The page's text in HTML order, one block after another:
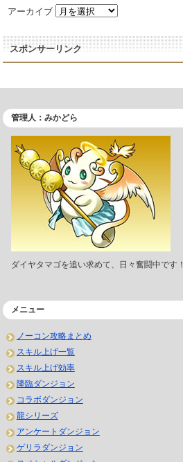
アーカイブ
スポンサーリンク
管理人：みかどら
ダイヤタマゴを追い求めて、日々奮闘中です！
メニュー
ノーコン攻略まとめ
スキル上げ一覧
スキル上げ効率
降臨ダンジョン
コラボダンジョン
龍シリーズ
アンケートダンジョン
ゲリラダンジョン